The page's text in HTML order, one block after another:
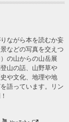
ながら本を読むか妄
などの写真を交えつ
の山からの山岳展
山の話、山野草や
や文化、地理や地
語っています。リン